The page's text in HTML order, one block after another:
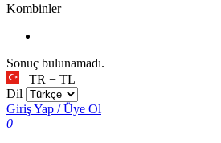
Kombinler
Sonuç bulunamadı.
TR − TL
Dil
Giriş Yap / Üye Ol
0